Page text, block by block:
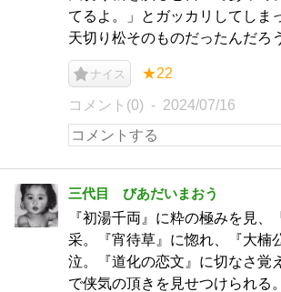
てるよ。」とガッカリしてしま
天切り松そのものだったんだろ
ナイス ★22
コメント(0) 2024/07/16
三代目 びあだいまおう
『初湯千両』に粋の極みを見、
采。『宵待草』に惚れ、『大楠
泣。『道化の恋文』に切なさ覚
で侠気の頂きを見せつけられる